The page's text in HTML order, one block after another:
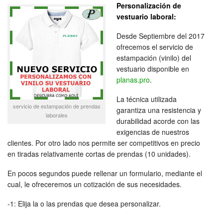
servicio de estampación de prendas
laborales
Personalización de
vestuario laboral:
Desde Septiembre del 2017
ofrecemos el servicio de
estampación (vinilo) del
vestuario disponible en
planas.pro.
La técnica utilizada
garantiza una resistencia y
durabilidad acorde con las
exigencias de nuestros
clientes. Por otro lado nos permite ser competitivos en precio
en tiradas relativamente cortas de prendas (10 unidades).
En pocos segundos puede rellenar un formulario, mediante el
cual, le ofreceremos un cotización de sus necesidades.
-1: Elija la o las prendas que desea personalizar.